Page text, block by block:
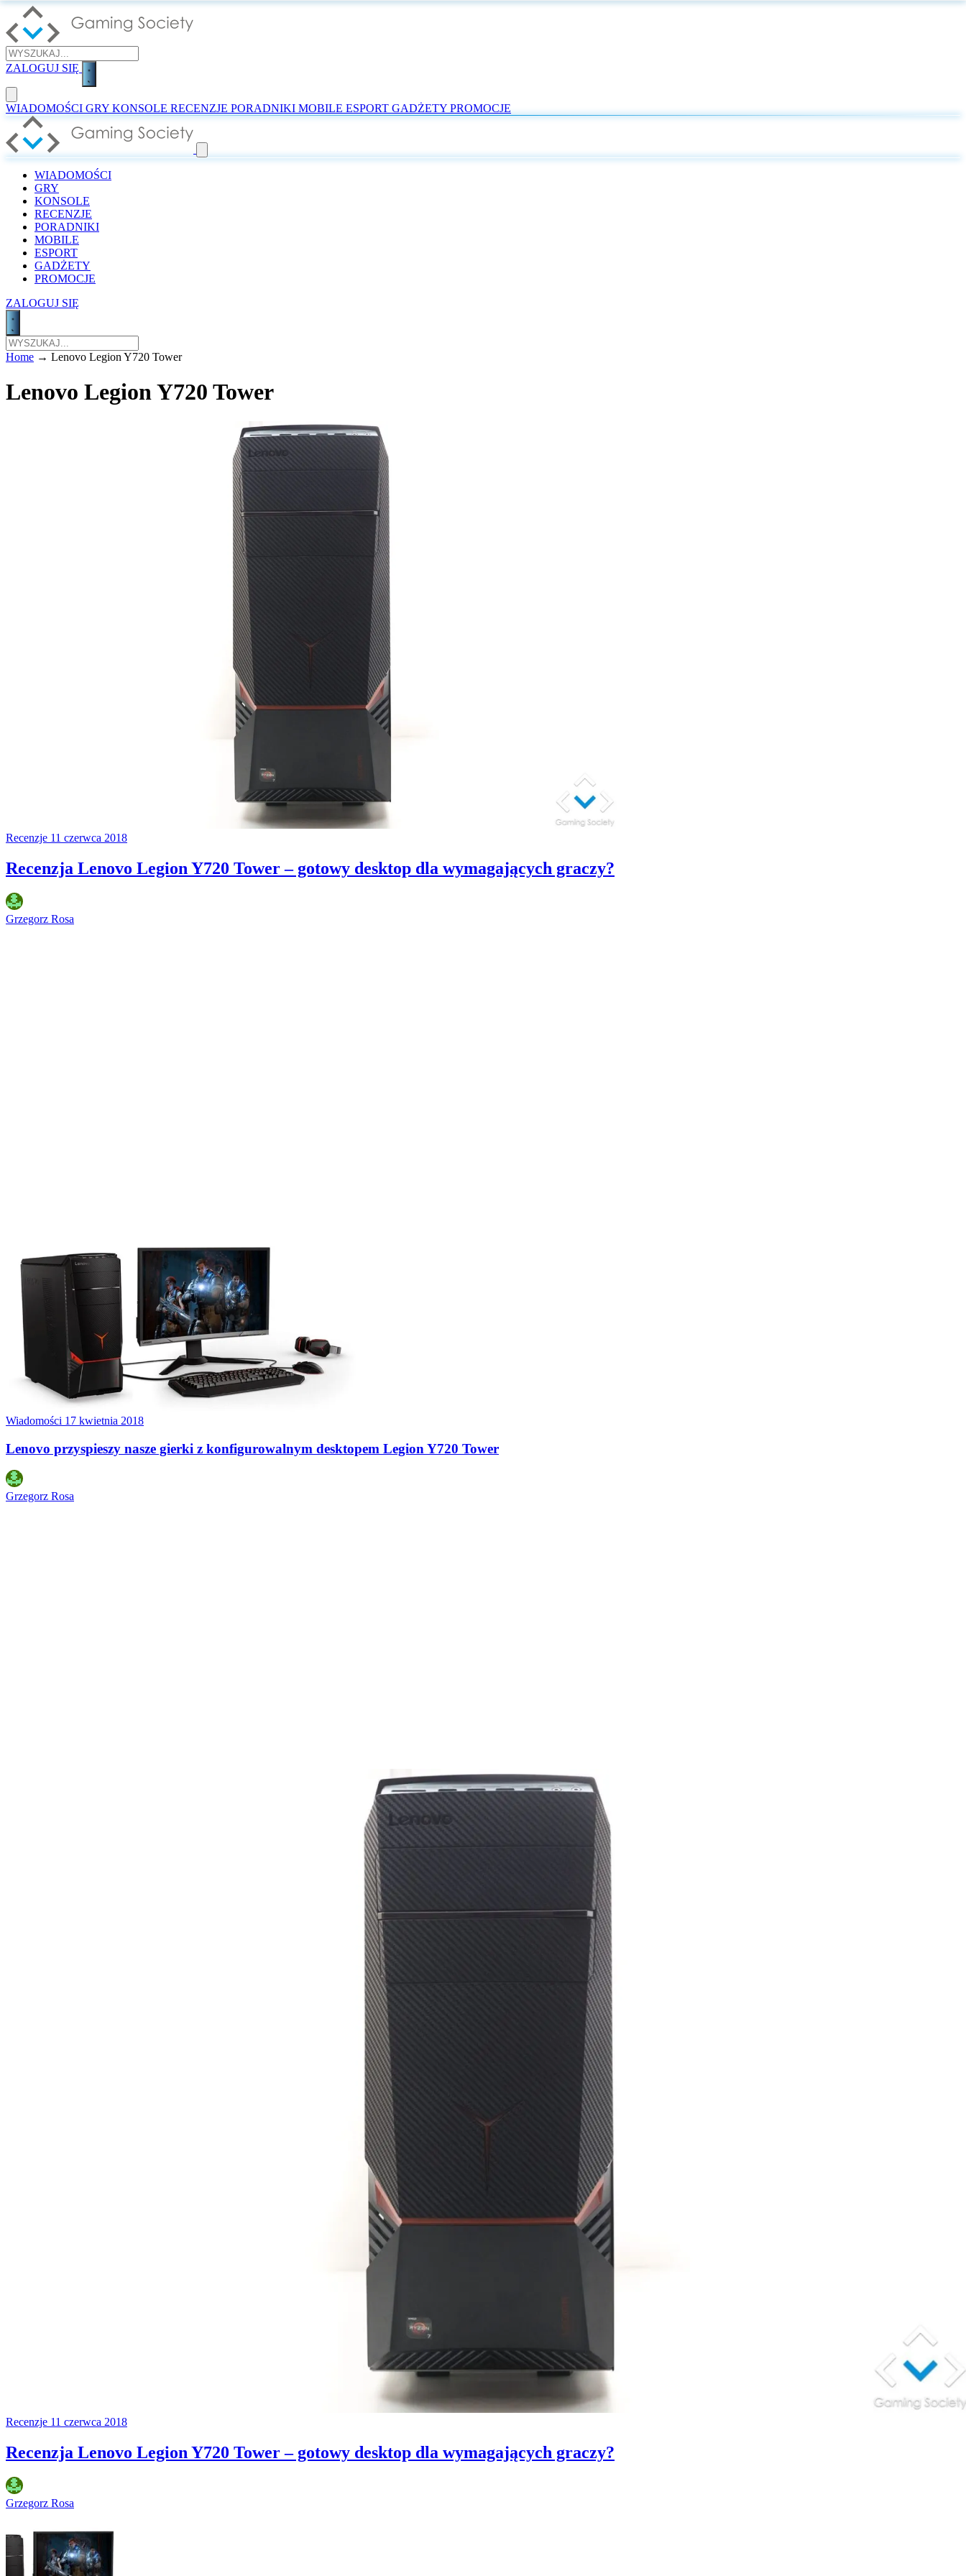
ZALOGUJ SIĘ
WIADOMOŚCI GRY KONSOLE RECENZJE PORADNIKI MOBILE ESPORT GADŻETY PROMOCJE
WIADOMOŚCI
GRY
KONSOLE
RECENZJE
PORADNIKI
MOBILE
ESPORT
GADŻETY
PROMOCJE
ZALOGUJ SIĘ
Home → Lenovo Legion Y720 Tower
Lenovo Legion Y720 Tower
Recenzje 11 czerwca 2018
Recenzja Lenovo Legion Y720 Tower – gotowy desktop dla wymagających graczy?
Grzegorz Rosa
Wiadomości 17 kwietnia 2018
Lenovo przyspieszy nasze gierki z konfigurowalnym desktopem Legion Y720 Tower
Grzegorz Rosa
Recenzje 11 czerwca 2018
Recenzja Lenovo Legion Y720 Tower – gotowy desktop dla wymagających graczy?
Grzegorz Rosa